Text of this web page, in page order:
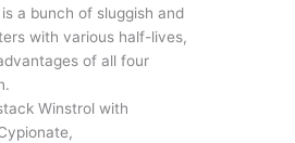
a bunch of sluggish and
with various half-lives,
of all four
Winstrol with